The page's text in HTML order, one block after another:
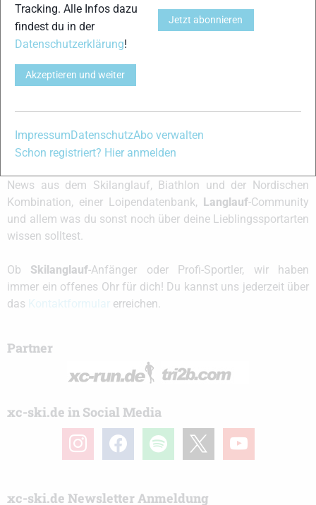
M-T
Equipe 10 Classic
News aus dem Skilanglauf, Biathlon und der Nordischen
Kombination, einer Loipendatenbank, Langlauf-Community
und allem was du sonst noch über deine Lieblingssportarten
wissen solltest.
Ob Skilanglauf-Anfänger oder Profi-Sportler, wir haben
immer ein offenes Ohr für dich! Du kannst uns jederzeit über
das
erreichen.
Partner
xc-ski.de in Social Media
instagramfacebook spotify youtube
xc-ski.de Newsletter Anmeldung
Tracking. Alle Infos dazu
findest du in der
Datenschutzerklärung!
Akzeptieren und weiter
Jetzt abonnieren
ImpressumDatenschutzAbo verwalten
Schon registriert? Hier anmelden